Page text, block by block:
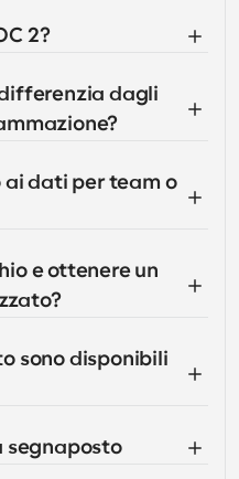
2?
differenzia dagli
ai dati per team o
e ottenere un
sono disponibili
segnaposto